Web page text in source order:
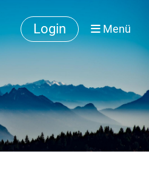
Login Menü